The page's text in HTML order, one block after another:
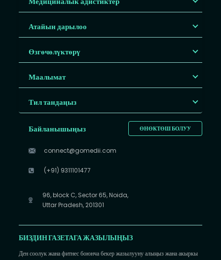
Атайын дарылоо
Өзгөчөлүктөрү
Маалымат
Тил тандаңыз
ӨНӨКТӨШ БОЛУУ
Байланышыңыз
connect@gomedii.com
(+91) 9311101477
96, block C, Sector 65, Noida,
Uttar Pradesh, 201301
БИЗДИН ГАЗЕТАГА ЖАЗЫЛЫҢЫЗ
Ден соолук жана фитнес боюнча бекер жазылууну алыңыз жана акыркы